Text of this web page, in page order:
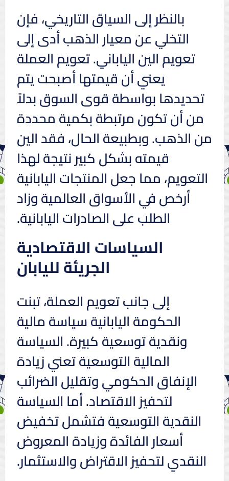
بالنظر إلى السياق التاريخي، فإن
التخلي عن معيار الذهب أدى إلى
تعويم الين الياباني. تعويم العملة
يعني أن قيمتها أصبحت يتم
تحديدها بواسطة قوى السوق بدلاً
من أن تكون مرتبطة بكمية محددة
من الذهب. وبطبيعة الحال، فقد الين
قيمته بشكل كبير نتيجة لهذا
التعويم، مما جعل المنتجات اليابانية
أرخص في الأسواق العالمية وزاد
الطلب على الصادرات اليابانية.
السياسات الاقتصادية
الجريئة لليابان
إلى جانب تعويم العملة، تبنت
الحكومة اليابانية سياسة مالية
ونقدية توسعية كبيرة. السياسة
المالية التوسعية تعني زيادة
الإنفاق الحكومي وتقليل الضرائب
لتحفيز الاقتصاد. أما السياسة
النقدية التوسعية فتشمل تخفيض
أسعار الفائدة وزيادة المعروض
النقدي لتحفيز الاقتراض والاستثمار.